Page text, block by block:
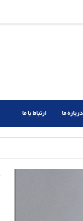
درباره ما ارتباط با ما